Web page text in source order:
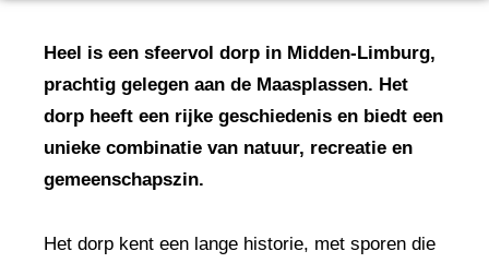
Heel is een sfeervol dorp in Midden-Limburg,
prachtig gelegen aan de Maasplassen. Het
dorp heeft een rijke geschiedenis en biedt een
unieke combinatie van natuur, recreatie en
gemeenschapszin.
Het dorp kent een lange historie, met sporen die